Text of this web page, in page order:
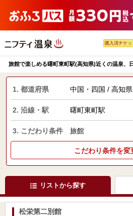
購入済チケ
旅館で楽しめる曙町東町駅(高知県)近くの温泉、
1. 都道府県 中国・四国 / 高知県
2. 沿線・駅 曙町東町駅
3. こだわり条件 旅館
こだわり条件を変
リストから探す
松栄第二別館